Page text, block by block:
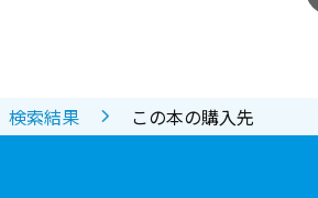
検索結果 この本の購入先